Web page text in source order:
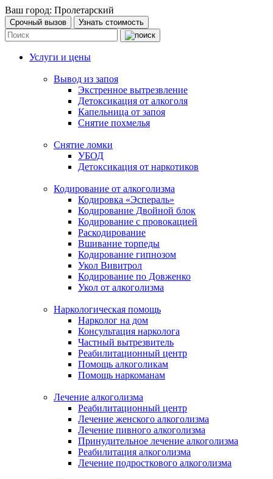
Ваш город: Пролетарский
Срочный вызов Узнать стоимость
Услуги и цены
Вывод из запоя
Экстренное вытрезвление
Детоксикация от алкоголя
Капельница от запоя
Снятие похмелья
Снятие ломки
УБОД
Детоксикация от наркотиков
Кодирование от алкоголизма
Кодировка «Эспераль»
Кодирование Двойной блок
Кодирование с провокацией
Раскодирование
Вшивание торпеды
Кодирование гипнозом
Укол Вивитрол
Кодирование по Довженко
Укол от алкоголизма
Наркологическая помощь
Нарколог на дом
Консультация нарколога
Частный вытрезвитель
Реабилитационный центр
Помощь алкоголикам
Помощь наркоманам
Лечение алкоголизма
Реабилитационный центр
Лечение женского алкоголизма
Лечение пивного алкоголизма
Принудительное лечение алкоголизма
Реабилитация алкоголизма
Лечение подросткового алкоголизма